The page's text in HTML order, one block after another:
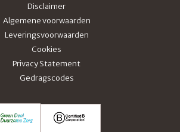
Disclaimer
Algemene voorwaarden
Leveringsvoorwaarden
Cookies
Privacy Statement
Gedragscodes